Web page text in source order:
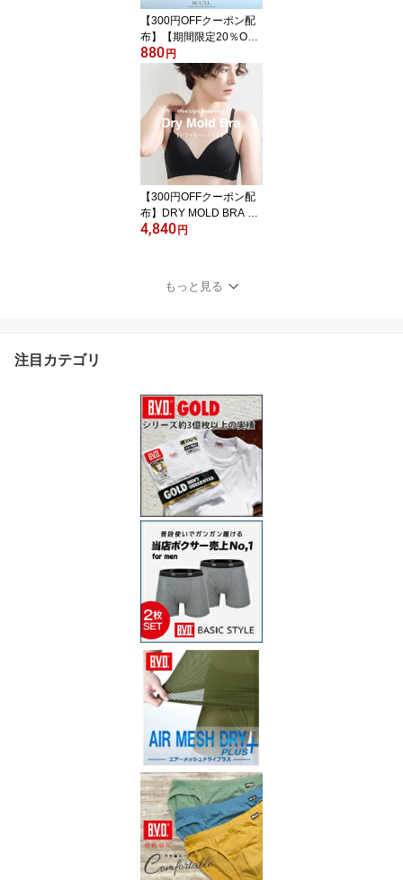
旅行
【300円OFFクーポン配
布】【期間限定20％OFF
セール】涼ブラ専用 挿入
パッド 単品 M L LL 左右
差 ナチュラル 薄手 通気
性 美胸 丸い胸 ムレない
カップ レディース 吸水
速乾 ブラジャー ノンワ
イヤー スポブラ ナイト
880 円
【300円OFFクーポン配
布】DRY MOLD BRA ド
ライモールドブラ メッシ
ノンワイヤー BVD Ultra
Light ウルトラライトア
4,840 円
もっと見る
注目カテゴリ